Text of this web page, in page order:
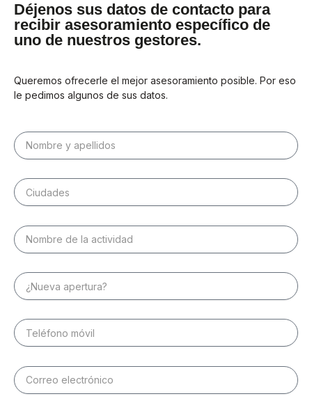
Déjenos sus datos de contacto para
recibir asesoramiento específico de
uno de nuestros gestores.
Queremos ofrecerle el mejor asesoramiento posible. Por eso
le pedimos algunos de sus datos.